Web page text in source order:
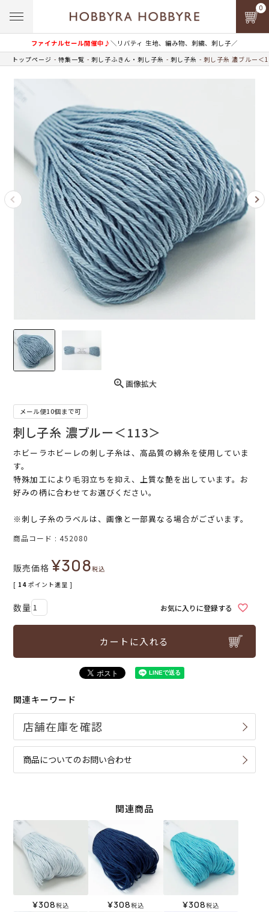
ファイナルセール開催中♪＼リバティ 生地、編み物、刺繍、刺し子／
0
トップページ 特集一覧 刺し子ふきん・刺し子糸 刺し子糸 刺し子糸 濃ブルー＜
画像拡大
メール便10個まで可
刺し子糸 濃ブルー＜113＞
ホビーラホビーレの刺し子糸は、高品質の綿糸を使用していま
す。
特殊加工により毛羽立ちを抑え、上質な艶を出しています。お
好みの柄に合わせてお選びください。
※刺し子糸のラベルは、画像と一部異なる場合がございます。
商品コード 452080
販売価格 ¥308税込
[ 14 ポイント進呈 ]
お気に入りに登録する
カートに入れる
関連キーワード
商品についてのお問い合わせ
関連商品
¥308税込 ¥308税込 ¥308税込